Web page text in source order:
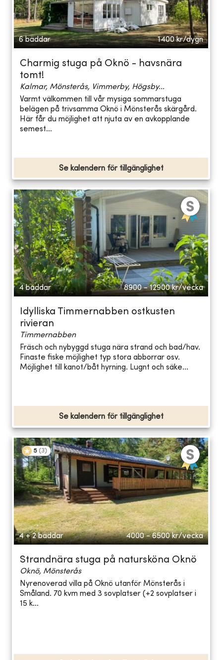
6 bäddar 1400 kr/dygn
Charmig stuga på Oknö - havsnära
tomt!
Kalmar, Mönsterås, Vimmerby, Högsby...
Varmt välkommen till vår mysiga sommarstuga
belägen på trivsamma Oknö i Mönsterås skärgård.
Här får du möjlighet att njuta av en avkopplande
semest...
Se kalendern för tillgänglighet
4 bäddar 8900 - 12900 kr/vecka
Idylliska Timmernabben ostkusten
rivieran
Timmernabben
Fräsch och nybyggd stuga nära strand och bad/hav.
Finaste fiske möjlighet typ stora abborrar osv.
Möjlighet till kanot/båt hyrning. Lugnt och säke...
Se kalendern för tillgänglighet
5 (3)
4 + 2 bäddar 4000 - 6500 kr/vecka
Strandnära stuga på natursköna Oknö
Oknö, Mönsterås
Nyrenoverad villa på Oknö utanför Mönsterås i
Småland. 70 kvm med 3 sovplatser (+2 sovplatser i
15 k...